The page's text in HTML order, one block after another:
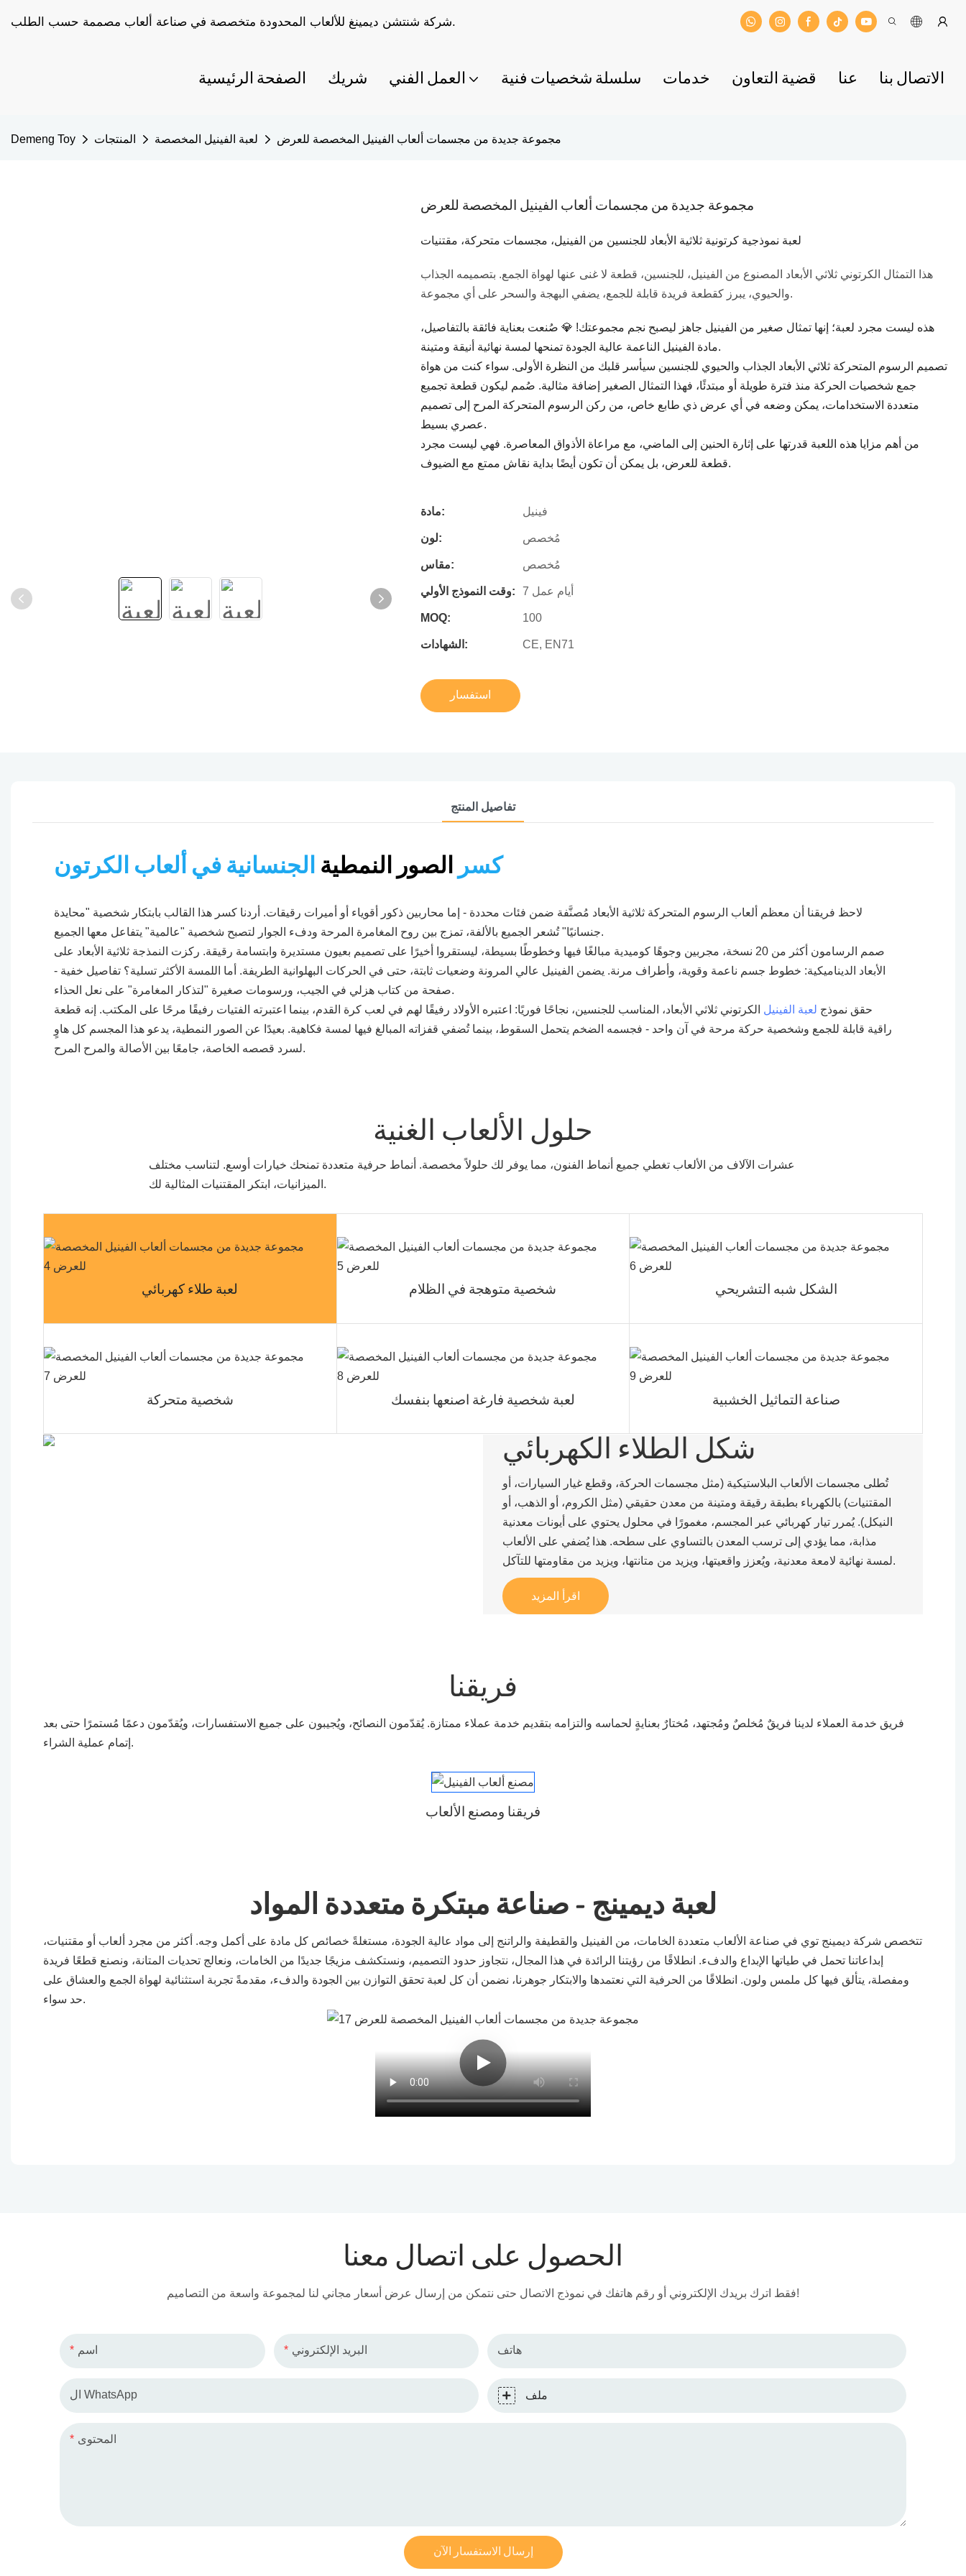
شركة شنتشن ديمينغ للألعاب المحدودة متخصصة في صناعة ألعاب مصممة حسب الطلب.
الصفحة الرئيسية شريك العمل الفني سلسلة شخصيات فنية خدمات قضية التعاون عنا الاتصال بنا
Demeng Toy المنتجات لعبة الفينيل المخصصة مجموعة جديدة من مجسمات ألعاب الفينيل المخصصة للعرض
مجموعة جديدة من مجسمات ألعاب الفينيل المخصصة للعرض
لعبة نموذجية كرتونية ثلاثية الأبعاد للجنسين من الفينيل، مجسمات متحركة، مقتنيات
هذا التمثال الكرتوني ثلاثي الأبعاد المصنوع من الفينيل، للجنسين، قطعة لا غنى عنها لهواة الجمع. بتصميمه الجذاب
والحيوي، يبرز كقطعة فريدة قابلة للجمع، يضفي البهجة والسحر على أي مجموعة.
هذه ليست مجرد لعبة؛ إنها تمثال صغير من الفينيل جاهز ليصبح نجم مجموعتك! 💎 صُنعت بعناية فائقة بالتفاصيل،
مادة الفينيل الناعمة عالية الجودة تمنحها لمسة نهائية أنيقة ومتينة.
تصميم الرسوم المتحركة ثلاثي الأبعاد الجذاب والحيوي للجنسين سيأسر قلبك من النظرة الأولى. سواء كنت من هواة
جمع شخصيات الحركة منذ فترة طويلة أو مبتدئًا، فهذا التمثال الصغير إضافة مثالية. صُمم ليكون قطعة تجميع
متعددة الاستخدامات، يمكن وضعه في أي عرض ذي طابع خاص، من ركن الرسوم المتحركة المرح إلى تصميم
عصري بسيط.
من أهم مزايا هذه اللعبة قدرتها على إثارة الحنين إلى الماضي، مع مراعاة الأذواق المعاصرة. فهي ليست مجرد
قطعة للعرض، بل يمكن أن تكون أيضًا بداية نقاش ممتع مع الضيوف.
مادة: فينيل
لون: مُخصص
مقاس: مُخصص
وقت النموذج الأولي: 7 أيام عمل
MOQ: 100
الشهادات: CE, EN71
استفسار
تفاصيل المنتج
كسرالصور النمطيةالجنسانية في ألعاب الكرتون
لاحظ فريقنا أن معظم ألعاب الرسوم المتحركة ثلاثية الأبعاد مُصنَّفة ضمن فئات محددة - إما محاربين ذكور أقوياء أو أميرات رقيقات. أردنا كسر هذا القالب بابتكار شخصية "محايدة
جنسانيًا" تُشعر الجميع بالألفة، تمزج بين روح المغامرة المرحة ودفء الجوار لتصبح شخصية "عالمية" يتفاعل معها الجميع.
صمم الرسامون أكثر من 20 نسخة، مجربين وجوهًا كوميدية مبالغًا فيها وخطوطًا بسيطة، ليستقروا أخيرًا على تصميم بعيون مستديرة وابتسامة رقيقة. ركزت النمذجة ثلاثية الأبعاد على
الأبعاد الديناميكية: خطوط جسم ناعمة وقوية، وأطراف مرنة. يضمن الفينيل عالي المرونة وضعيات ثابتة، حتى في الحركات البهلوانية الطريفة. أما اللمسة الأكثر تسلية؟ تفاصيل خفية -
صفحة من كتاب هزلي في الجيب، ورسومات صغيرة "لتذكار المغامرة" على نعل الحذاء.
حقق نموذج لعبة الفينيل الكرتوني ثلاثي الأبعاد، المناسب للجنسين، نجاحًا فوريًا: اعتبره الأولاد رفيقًا لهم في لعب كرة القدم، بينما اعتبرته الفتيات رفيقًا مرحًا على المكتب. إنه قطعة
راقية قابلة للجمع وشخصية حركة مرحة في آن واحد - فجسمه الضخم يتحمل السقوط، بينما تُضفي قفزاته المبالغ فيها لمسة فكاهية. بعيدًا عن الصور النمطية، يدعو هذا المجسم كل هاوٍ
لسرد قصصه الخاصة، جامعًا بين الأصالة والمرح المرح.
حلول الألعاب الغنية
عشرات الآلاف من الألعاب تغطي جميع أنماط الفنون، مما يوفر لك حلولاً مخصصة. أنماط حرفية متعددة تمنحك خيارات أوسع. لتناسب مختلف
الميزانيات، ابتكر المقتنيات المثالية لك.
لعبة طلاء كهربائي شخصية متوهجة في الظلام الشكل شبه التشريحي
شخصية متحركة لعبة شخصية فارغة اصنعها بنفسك صناعة التماثيل الخشبية
شكل الطلاء الكهربائي
تُطلى مجسمات الألعاب البلاستيكية (مثل مجسمات الحركة، وقطع غيار السيارات، أو
المقتنيات) بالكهرباء بطبقة رقيقة ومتينة من معدن حقيقي (مثل الكروم، أو الذهب، أو
النيكل). يُمرر تيار كهربائي عبر المجسم، مغمورًا في محلول يحتوي على أيونات معدنية
مذابة، مما يؤدي إلى ترسب المعدن بالتساوي على سطحه. هذا يُضفي على الألعاب
لمسة نهائية لامعة معدنية، ويُعزز واقعيتها، ويزيد من متانتها، ويزيد من مقاومتها للتآكل.
اقرأ المزيد
فريقنا
فريق خدمة العملاء لدينا فريقٌ مُخلصٌ ومُجتهد، مُختارٌ بعنايةٍ لحماسه والتزامه بتقديم خدمة عملاء ممتازة. يُقدّمون النصائح، ويُجيبون على جميع الاستفسارات، ويُقدّمون دعمًا مُستمرًا حتى بعد
إتمام عملية الشراء.
فريقنا ومصنع الألعاب
لعبة ديمينج - صناعة مبتكرة متعددة المواد
تتخصص شركة ديمينج توي في صناعة الألعاب متعددة الخامات، من الفينيل والقطيفة والراتنج إلى مواد عالية الجودة، مستغلةً خصائص كل مادة على أكمل وجه. أكثر من مجرد ألعاب أو مقتنيات،
إبداعاتنا تحمل في طياتها الإبداع والدفء. انطلاقًا من رؤيتنا الرائدة في هذا المجال، نتجاوز حدود التصميم، ونستكشف مزيجًا جديدًا من الخامات، ونعالج تحديات المتانة، ونصنع قطعًا فريدة
ومفصلة، ​​يتألق فيها كل ملمس ولون. انطلاقًا من الحرفية التي نعتمدها والابتكار جوهرنا، نضمن أن كل لعبة تحقق التوازن بين الجودة والدفء، مقدمةً تجربة استثنائية لهواة الجمع والعشاق على
حد سواء.
الحصول على اتصال معنا
فقط اترك بريدك الإلكتروني أو رقم هاتفك في نموذج الاتصال حتى نتمكن من إرسال عرض أسعار مجاني لنا لمجموعة واسعة من التصاميم!
اسم البريد الإلكتروني هاتف
ال WhatsApp ملف
المحتوى
إرسال الاستفسار الآن